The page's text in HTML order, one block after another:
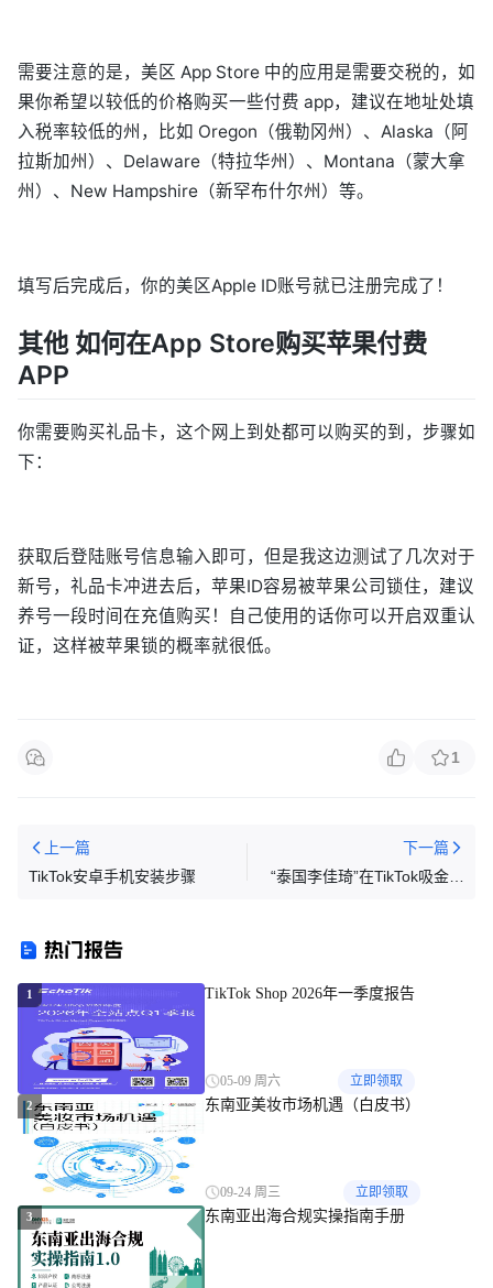
需要注意的是，美区 App Store 中的应用是需要交税的，如
果你希望以较低的价格购买一些付费 app，建议在地址处填
入税率较低的州，比如 Oregon（俄勒冈州）、Alaska（阿
拉斯加州）、Delaware（特拉华州）、Montana（蒙大拿
州）、New Hampshire（新罕布什尔州）等。
填写后完成后，你的美区Apple ID账号就已注册完成了！
其他 如何在App Store购买苹果付费
APP
你需要购买礼品卡，这个网上到处都可以购买的到，步骤如
下：
获取后登陆账号信息输入即可，但是我这边测试了几次对于
新号，礼品卡冲进去后，苹果ID容易被苹果公司锁住，建议
养号一段时间在充值购买！自己使用的话你可以开启双重认
证，这样被苹果锁的概率就很低。
1
上一篇
TikTok安卓手机安装步骤
下一篇
“泰国李佳琦”在TikTok吸金，
热门报告
1 TikTok Shop 2026年一季度报告
05-09 周六 立即领取
2 东南亚美妆市场机遇（白皮书）
09-24 周三 立即领取
3 东南亚出海合规实操指南手册